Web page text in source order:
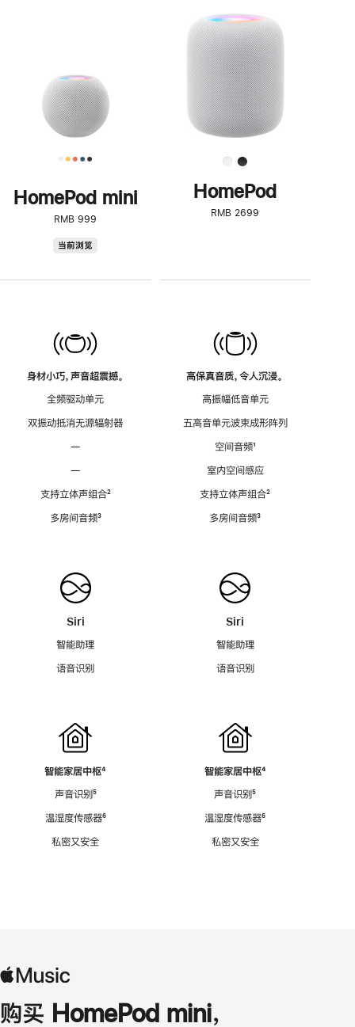
HomePod mini
RMB 999
当前浏览
身材小巧，声音超震撼。
全频驱动单元
双振动抵消无源辐射器
—
—
支持立体声组合脚
²
多房间音频脚
³
Siri
智能助理
语音识别
智能家居中枢脚
⁴
声音识别脚
⁵
温湿度传感器脚
⁶
私密又安全
步
了
解
HomePod<
HomePod
RMB 2699
高保真音质，令人沉浸。
高振幅低音单元
五高音单元波束成形阵列
空间音频脚
¹
室内空间感应
支持立体声组合脚
²
多房间音频脚
³
Siri
智能助理
语音识别
智能家居中枢脚
⁴
声音识别脚
⁵
温湿度传感器脚
⁶
私密又安全
购买 HomePod mini，